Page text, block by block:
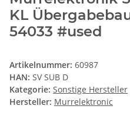
KL
54033 #used
Artikelnummer: 60987
HAN: SV SUB D
Kategorie: Sonstige Hersteller
Hersteller: Murrelektronic